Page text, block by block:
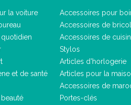
la voiture
et de santé
Accessoires pour
Accessoires de
Accessoires de
Stylos
Articles d'horlogerie
Articles pour la
Accessoires de
Portes-clés